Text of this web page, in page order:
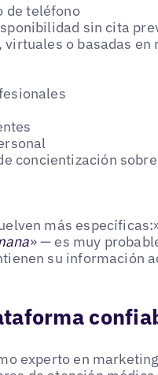
de teléfono
sin cita
o basadas en
concientización
más
» — es muy
su información
experto en